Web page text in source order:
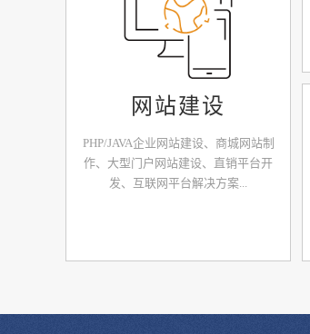
网站建设
PHP/JAVA企业网站建设、商城网站制
作、大型门户网站建设、直销平台开
发、互联网平台解决方案...